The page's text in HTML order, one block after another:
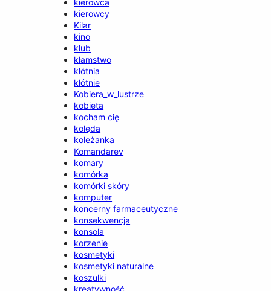
kierowcy
Kilar
kino
klub
kłamstwo
kłótnia
kłótnie
Kobiera_w_lustrze
kobieta
kocham cię
kolęda
koleżanka
Komandarev
komary
komórka
komórki skóry
komputer
koncerny farmaceutyczne
konsekwencja
konsola
korzenie
kosmetyki
kosmetyki naturalne
koszulki
kreatywność